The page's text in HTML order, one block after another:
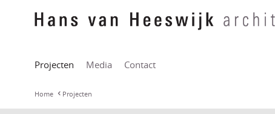
Projecten Media Contact
Home Projecten